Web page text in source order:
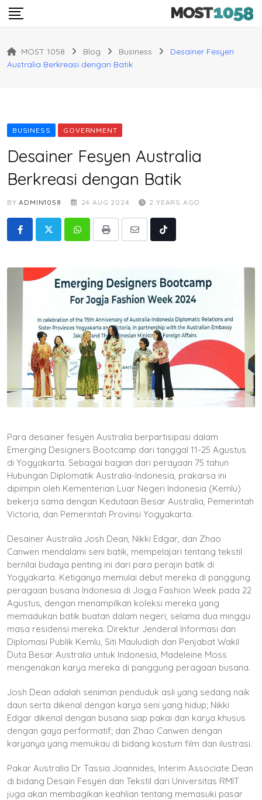
Skip
MOST 1058 Blog Business
Desainer Fesyen
Australia Berkreasi dengan Batik
BUSINESS GOVERNMENT
Desainer Fesyen Australia
Berkreasi dengan Batik
BYADMIN1058 24 AUG 2024 2 YEARS AGO
WhatsappPrint
Share
Tiktok
Para desainer fesyen Australia berpartisipasi dalam
Emerging Designers Bootcamp dari tanggal 11-25 Agustus
di Yogyakarta. Sebagai bagian dari perayaan 75 tahun
Hubungan Diplomatik Australia-Indonesia, prakarsa ini
dipimpin oleh Kementerian Luar Negeri Indonesia (Kemlu)
bekerja sama dengan Kedutaan Besar Australia, Pemerintah
Victoria, dan Pemerintah Provinsi Yogyakarta.
Desainer Australia Josh Dean, Nikki Edgar, dan Zhao
Canwen mendalami seni batik, mempelajari tentang tekstil
bernilai budaya penting ini dari para perajin batik di
Yogyakarta. Ketiganya memulai debut mereka di panggung
peragaan busana Indonesia di Jogja Fashion Week pada 22
Agustus, dengan menampilkan koleksi mereka yang
memadukan batik buatan dalam negeri, selama dua minggu
masa residensi mereka. Direktur Jenderal Informasi dan
Diplomasi Publik Kemlu, Siti Mauludiah dan Penjabat Wakil
Duta Besar Australia untuk Indonesia, Madeleine Moss
mengenakan karya mereka di panggung peragaan busana.
Josh Dean adalah seniman penduduk asli yang sedang naik
daun serta dikenal dengan karya seni yang hidup; Nikki
Edgar dikenal dengan busana siap pakai dan karya khusus
dengan gaya performatif; dan Zhao Canwen dengan
karyanya yang memukau di bidang kostum film dan ilustrasi.
Pakar Australia Dr Tassia Joannides, Interim Associate Dean
di bidang Desain Fesyen dan Tekstil dari Universitas RMIT
juga akan membagikan keahlian tentang memasuki pasar